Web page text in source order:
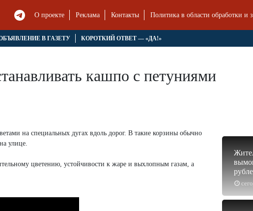
О проекте Реклама Контакты Политика в области обработки
В ГАЗЕТУ КОРОТКИЙ ОТВЕТ — «ДА!»
кашпо с петуниями
на специальных дугах вдоль дорог. В такие корзины обычно
улице.
цветению, устойчивости к жаре и выхлопным газам, а